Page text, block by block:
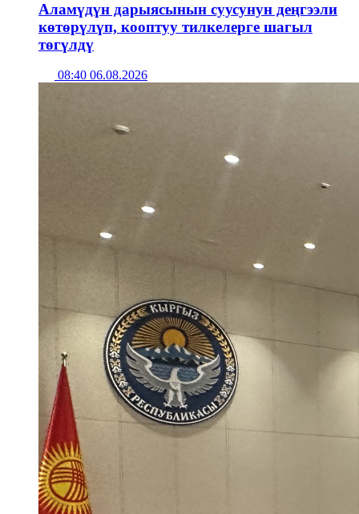
Аламүдүн дарыясынын суусунун деңгээли
көтөрүлүп, кооптуу тилкелерге шагыл
төгүлдү
08:40 06.08.2026